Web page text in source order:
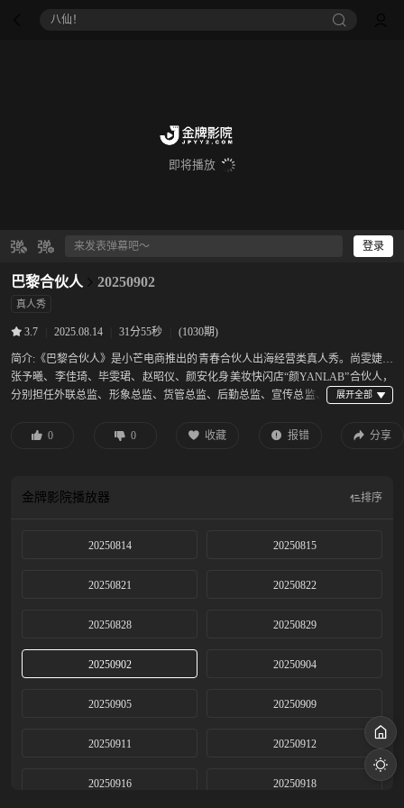
八仙！
即将播放
登录
巴黎合伙人 20250902
真人秀
3.7 2025.08.14 31分55秒 (1030期)
简介: 《巴黎合伙人》是小芒电商推出的青春合伙人出海经营类真人秀。尚雯婕、
张予曦、李佳琦、毕雯珺、赵昭仪、颜安化身美妆快闪店“颜YANLAB”合伙人，
分别担任外联总监、形象总监、货管总监、后勤总监、宣传总监、
巴黎绽放！
0 0 收藏 报错 分享
金牌影院播放器 排序
20250814 20250815
20250821 20250822
20250828 20250829
20250902 20250904
20250905 20250909
20250911 20250912
20250916 20250918